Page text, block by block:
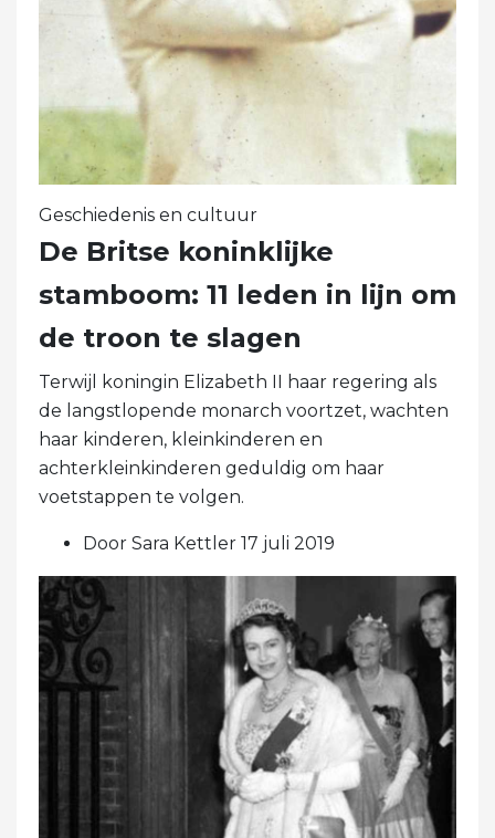
Geschiedenis en cultuur
De Britse koninklijke
stamboom: 11 leden in lijn om
de troon te slagen
Terwijl koningin Elizabeth II haar regering als
de langstlopende monarch voortzet, wachten
haar kinderen, kleinkinderen en
achterkleinkinderen geduldig om haar
voetstappen te volgen.
Door Sara Kettler 17 juli 2019